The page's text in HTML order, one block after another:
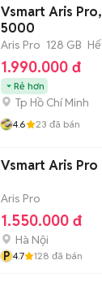
Vsmart Aris
5000
Aris Pro 128 GB
1.990.000 đ
Rẻ hơn
Tp Hồ Chí Minh
4.6 23 đã bán
Vsmart Aris Pro
Aris Pro
1.550.000 đ
Hà Nội
P 4.7 128 đã bán